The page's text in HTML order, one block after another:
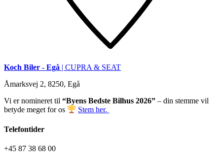
Koch Biler - Egå | CUPRA & SEAT
Åmarksvej 2, 8250, Egå
Vi er nomineret til “Byens Bedste Bilhus 2026” – din stemme vil
betyde meget for os
Stem her.
Telefontider
+45 87 38 68 00